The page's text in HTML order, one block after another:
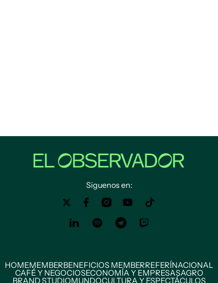
Siguenos en:
HOMEMEMBERBENEFICIOS MEMBERREFERÍNACIONAL
CAFÉ Y NEGOCIOSECONOMÍA Y EMPRESASAGRO
BRAND STUDIOMUNDOCULTURA Y ESPECTÁCULOS